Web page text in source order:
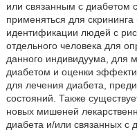
или связанным с диабетом
применяться для
идентификации людей с
отдельного человека для
данного индивидуума, для
диабетом и оценки
для лечения диабета,
состояний. Также
новых мишеней
диабета и/или связанных с